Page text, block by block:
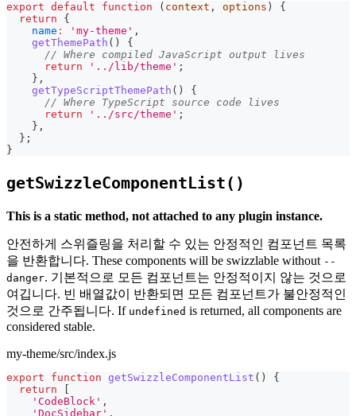
export default function ( context , options )
{
return
{
name : 'my-theme' ,
getThemePath ( )
{
// Where compiled JavaScript output lives
return
'../lib/theme' ;
} ,
getTypeScriptThemePath ( )
{
// Where TypeScript source code lives
return
'../src/theme' ;
} ,
} ;
}
getSwizzleComponentList()
This is a static method, not attached to any plugin instance.
안전하게 스위즐링을 처리할 수 있는 안정적인 컴포넌트 목록
을 반환합니다. These components will be swizzlable without --
danger. 기본적으로 모든 컴포넌트는 안정적이지 않는 것으로
여깁니다. 빈 배열값이 반환되면 모든 컴포넌트가 불안정적인
것으로 간주됩니다. If undefined is returned, all components are
considered stable.
my-theme/src/index.js
export function getSwizzleComponentList ( )
{
return
'CodeBlock' ,
'DocSidebar' ,